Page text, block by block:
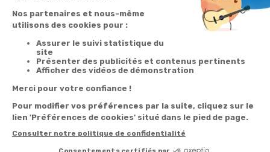
Votre
commande
Suivi de
commande
Livraison
Paiement facilité
Nos services
Besoin d'aide
Abonnement à la
newsletter
Désabonnement à
Contact
Contactez-nous
Téléphone
: 0892 350
0.50€ /
+ prix